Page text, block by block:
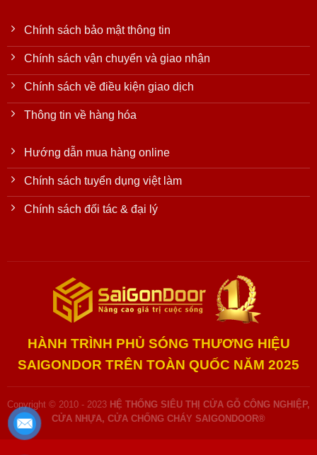
Chính sách bảo mật thông tin
Chính sách vận chuyển và giao nhận
Chính sách về điều kiện giao dịch
Thông tin về hàng hóa
Hướng dẫn mua hàng online
Chính sách tuyển dụng việt làm
Chính sách đối tác & đại lý
HÀNH TRÌNH PHỦ SÓNG THƯƠNG HIỆU
SAIGONDOR TRÊN TOÀN QUỐC NĂM 2025
Copyright © 2010 - 2023 HỆ THỐNG SIÊU THỊ CỬA GỖ CÔNG NGHIỆP,
CỬA NHỰA, CỬA CHỐNG CHÁY SAIGONDOOR®